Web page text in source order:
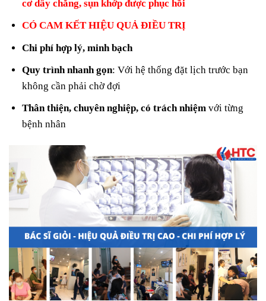
cơ dây chằng, sụn khớp được phục hồi
CÓ CAM KẾT HIỆU QUẢ ĐIỀU TRỊ
Chi phí hợp lý, minh bạch
Quy trình nhanh gọn: Với hệ thống đặt lịch trước bạn
không cần phải chờ đợi
Thân thiện, chuyên nghiệp, có trách nhiệm với từng
bệnh nhân